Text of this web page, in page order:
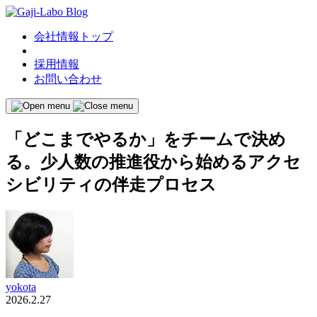
会社情報トップ
採用情報
お問い合わせ
「どこまでやるか」をチームで決め
る。少人数の推進役から始めるアクセ
シビリティの伴走プロセス
yokota
2026.2.27